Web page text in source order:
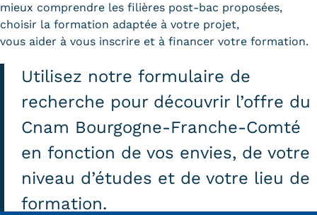
mieux comprendre les filières post-bac proposées,
choisir la formation adaptée à votre projet,
vous aider à vous inscrire et à financer votre formation.
Utilisez notre formulaire de
recherche pour découvrir l’offre du
Cnam Bourgogne-Franche-Comté
en fonction de vos envies, de votre
niveau d’études et de votre lieu de
formation.